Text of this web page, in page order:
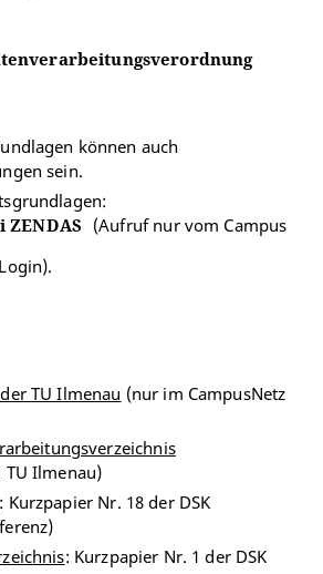
können auch
sein.
(Aufruf nur vom Campus
TU Ilmenau (nur im CampusNetz
TU Ilmenau)
: Kurzpapier Nr. 18 der DSK
: Kurzpapier Nr. 1 der DSK